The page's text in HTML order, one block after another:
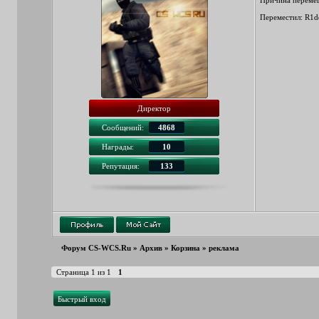
Директор
Сообщений: 4868
Награды: 10
Репутация: 133
Переместил:
Форум CS-WCS.Ru » Архив » Корзина » реклама
Страница 1 из 1 1